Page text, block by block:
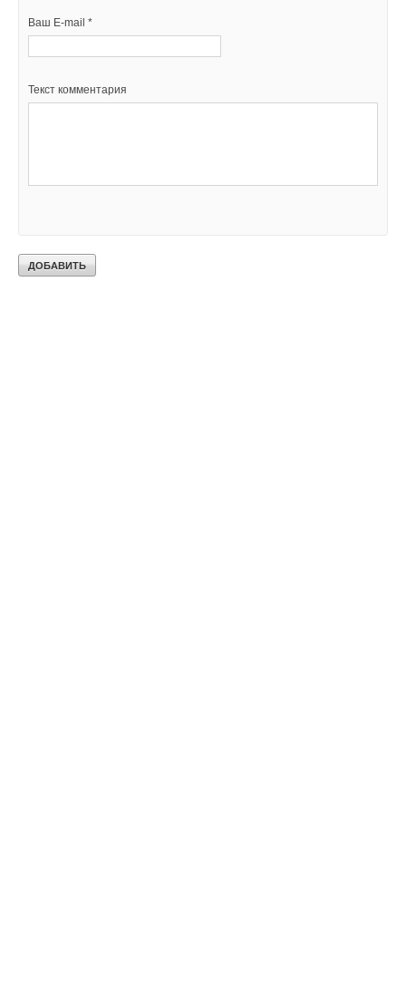
Ваш E-mail *
Текст комментария